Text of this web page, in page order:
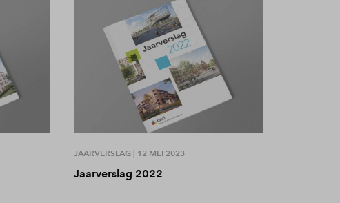
JAARVERSLAG | 12 MEI 2023
Jaarverslag 2022